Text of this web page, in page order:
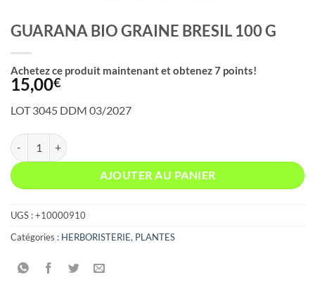
GUARANA BIO GRAINE BRESIL 100 G
Achetez ce produit maintenant et obtenez7 points!
15,00€
LOT 3045 DDM 03/2027
quantité de GUARANA BIO GRAINE BRESIL 100 G
AJOUTER AU PANIER
UGS :+10000910
Catégories : HERBORISTERIE, PLANTES